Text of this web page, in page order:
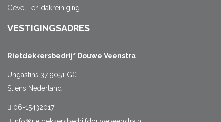
Gevel- en dakreiniging
VESTIGINGSADRES
Rietdekkersbedrijf Douwe Veenstra
Ungastins 37 9051 GC
Stiens Nederland
06-15432017